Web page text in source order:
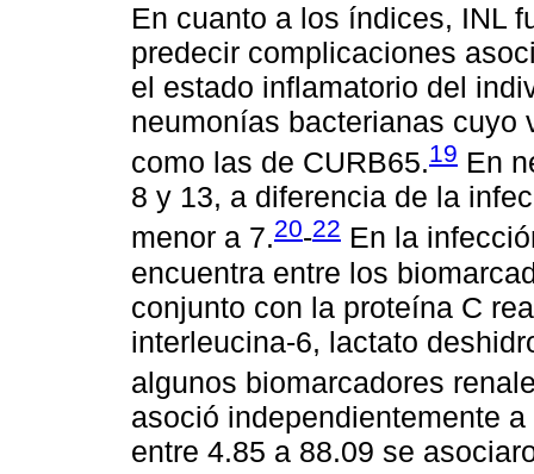
En cuanto a los índices, INL
predecir complicaciones
el estado inflamatorio del
neumonías bacterianas cuyo
como las de CURB65.19 En
8 y 13, a diferencia de la
menor a 7.20-22 En la
encuentra entre los
conjunto con la proteína C
interleucina-6, lactato
algunos biomarcadores
asoció independientemente
entre 4.85 a 88.09 se